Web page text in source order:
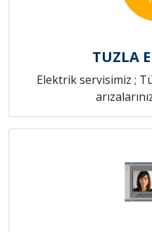
TUZLA
Elektrik servisimiz ;